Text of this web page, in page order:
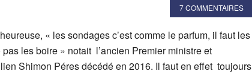
7 COMMENTAIRES
« les sondages c’est comme le parfum, il faut les
les boire » notait l’ancien Premier ministre et
Shimon Péres décédé en 2016. Il faut en effet toujours